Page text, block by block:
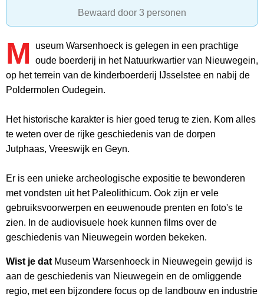
Bewaard door 3 personen
M
useum Warsenhoeck is gelegen in een prachtige
oude boerderij in het Natuurkwartier van Nieuwegein,
op het terrein van de kinderboerderij IJsselstee en nabij de
Poldermolen Oudegein.
Het historische karakter is hier goed terug te zien. Kom alles
te weten over de rijke geschiedenis van de dorpen
Jutphaas, Vreeswijk en Geyn.
Er is een unieke archeologische expositie te bewonderen
met vondsten uit het Paleolithicum. Ook zijn er vele
gebruiksvoorwerpen en eeuwenoude prenten en foto's te
zien. In de audiovisuele hoek kunnen films over de
geschiedenis van Nieuwegein worden bekeken.
Wist je dat Museum Warsenhoeck in Nieuwegein gewijd is
aan de geschiedenis van Nieuwegein en de omliggende
regio, met een bijzondere focus op de landbouw en industrie